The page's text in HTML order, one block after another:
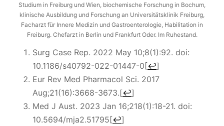
Studium in Freiburg und Wien, biochemische Forschung in Bochum,
klinische Ausbildung und Forschung an Universitätsklinik Freiburg,
Facharzt für Innere Medizin und Gastroenterologie, Habilitation in
Freiburg. Chefarzt in Berlin und Frankfurt Oder. Im Ruhestand.
Surg Case Rep. 2022 May 10;8(1):92. doi:
10.1186/s40792-022-01447-0[↩]
Eur Rev Med Pharmacol Sci. 2017
Aug;21(16):3668-3673.[↩]
Med J Aust. 2023 Jan 16;218(1):18-21. doi:
10.5694/mja2.51795[↩]